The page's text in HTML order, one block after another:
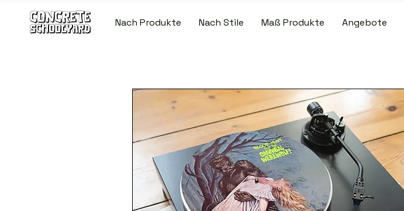
Nach Produkte Nach Stile Maß Produkte Angebote